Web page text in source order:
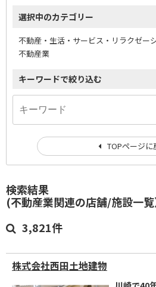
検索結果
(不動産業関連の店舗/施設一覧
3,821件
株式会社西田土地建物
選択中のカテゴリー
不動産・生活・サービス・リラクゼー
不動産業
キーワードで絞り込む
TOPページに